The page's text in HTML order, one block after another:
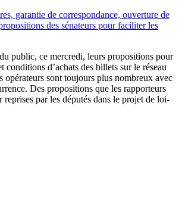
garantie de correspondance, ouverture de
des sénateurs pour faciliter les
public, ce mercredi, leurs propositions pour
conditions d’achats des billets sur le réseau
opérateurs sont toujours plus nombreux avec
Des propositions que les rapporteurs
par les députés dans le projet de loi-